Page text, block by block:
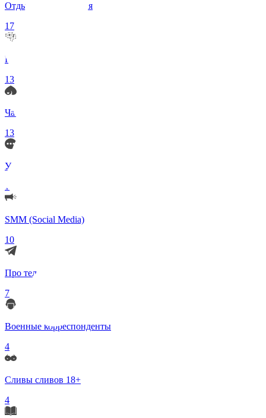
Отдых и Развлечения
17
Нейросети и ИИ
13
Чаты по интересам
13
Удаленка (Работа)
11
SMM (Social Media)
10
Про телеграмм
7
Военные корреспонденты
4
Сливы сливов 18+
4